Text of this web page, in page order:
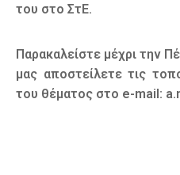
του στο ΣτΕ.
Παρακαλείστε μέχρι την
μας αποστείλετε τις
του θέματος στο e-mail: